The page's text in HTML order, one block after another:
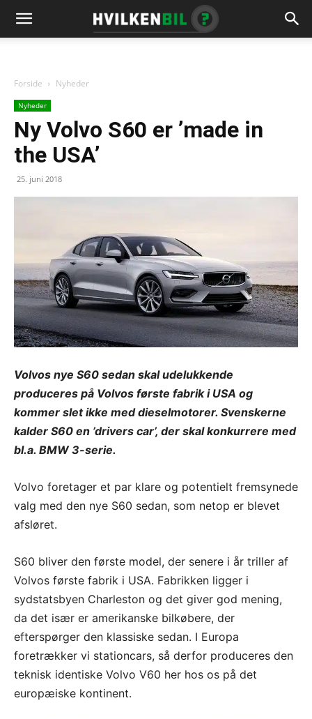
Forside Nyheder
Nyheder
Ny Volvo S60 er ’made in
the USA’
25. juni 2018
Volvos nye S60 sedan skal udelukkende
produceres på Volvos første fabrik i USA og
kommer slet ikke med dieselmotorer. Svenskerne
kalder S60 en ’drivers car’, der skal konkurrere med
bl.a. BMW 3-serie.
Volvo foretager et par klare og potentielt fremsynede
valg med den nye S60 sedan, som netop er blevet
afsløret.
S60 bliver den første model, der senere i år triller af
Volvos første fabrik i USA. Fabrikken ligger i
sydstatsbyen Charleston og det giver god mening,
da det især er amerikanske bilkøbere, der
efterspørger den klassiske sedan. I Europa
foretrækker vi stationcars, så derfor produceres den
teknisk identiske Volvo V60 her hos os på det
europæiske kontinent.